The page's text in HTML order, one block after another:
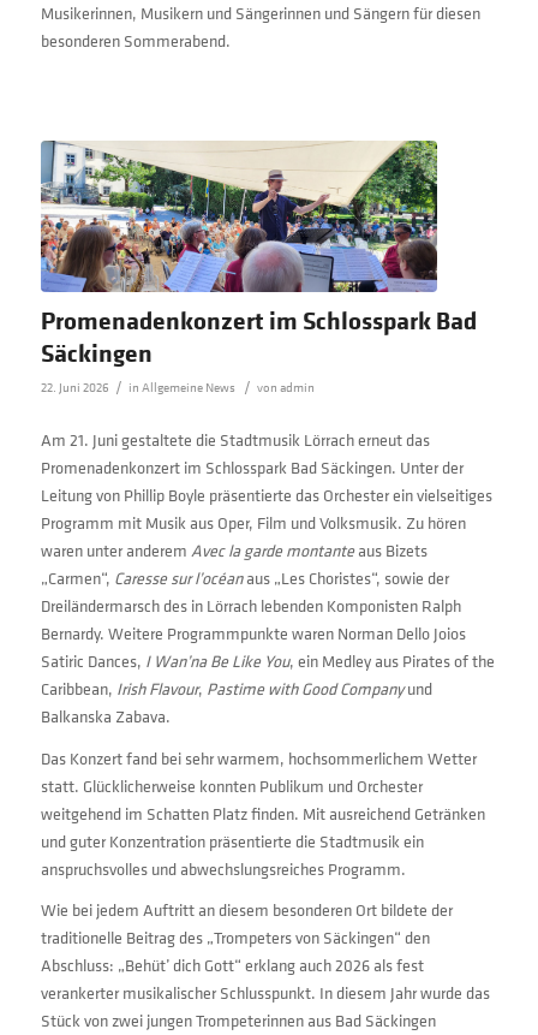
Musikerinnen, Musikern und Sängerinnen und Sängern für diesen
besonderen Sommerabend.
Promenadenkonzert im Schlosspark Bad
Säckingen
22. Juni 2026 / in Allgemeine News / von admin
Am 21. Juni gestaltete die Stadtmusik Lörrach erneut das
Promenadenkonzert im Schlosspark Bad Säckingen. Unter der
Leitung von Phillip Boyle präsentierte das Orchester ein vielseitiges
Programm mit Musik aus Oper, Film und Volksmusik. Zu hören
waren unter anderem Avec la garde montanteaus Bizets
„Carmen“, Caresse sur l’océanaus „Les Choristes“, sowie der
Dreiländermarsch des in Lörrach lebenden Komponisten Ralph
Bernardy. Weitere Programmpunkte waren Norman Dello Joios
Satiric Dances, I Wan’na Be Like You, ein Medley aus Pirates of the
Caribbean, Irish Flavour, Pastime with Good Companyund
Balkanska Zabava.
Das Konzert fand bei sehr warmem, hochsommerlichem Wetter
statt. Glücklicherweise konnten Publikum und Orchester
weitgehend im Schatten Platz finden. Mit ausreichend Getränken
und guter Konzentration präsentierte die Stadtmusik ein
anspruchsvolles und abwechslungsreiches Programm.
Wie bei jedem Auftritt an diesem besonderen Ort bildete der
traditionelle Beitrag des „Trompeters von Säckingen“ den
Abschluss: „Behüt’ dich Gott“ erklang auch 2026 als fest
verankerter musikalischer Schlusspunkt. In diesem Jahr wurde das
Stück von zwei jungen Trompeterinnen aus Bad Säckingen